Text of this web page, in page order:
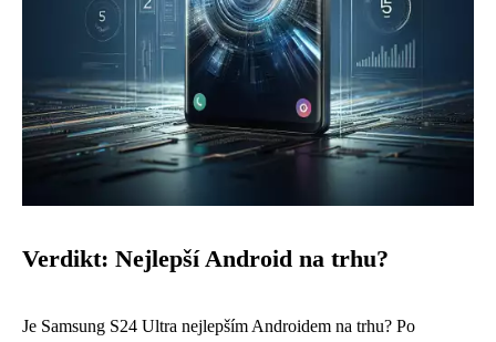
Verdikt: Nejlepší Android na trhu?
Je Samsung S24 Ultra nejlepším Androidem na trhu? Po